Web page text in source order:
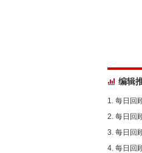
编辑
每日回
每日回
每日回
每日回